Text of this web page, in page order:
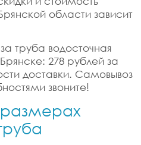
области зависит
труба водосточная
278 рублей за
доставки. Самовывоз
звоните!
размерах